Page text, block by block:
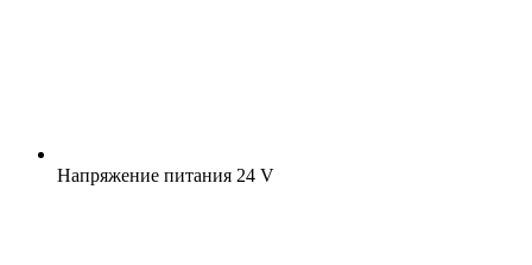
Напряжение питания 24 V